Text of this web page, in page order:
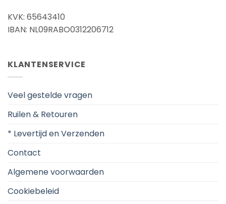
KVK: 65643410
IBAN: NL09RABO0312206712
KLANTENSERVICE
Veel gestelde vragen
Ruilen & Retouren
* Levertijd en Verzenden
Contact
Algemene voorwaarden
Cookiebeleid